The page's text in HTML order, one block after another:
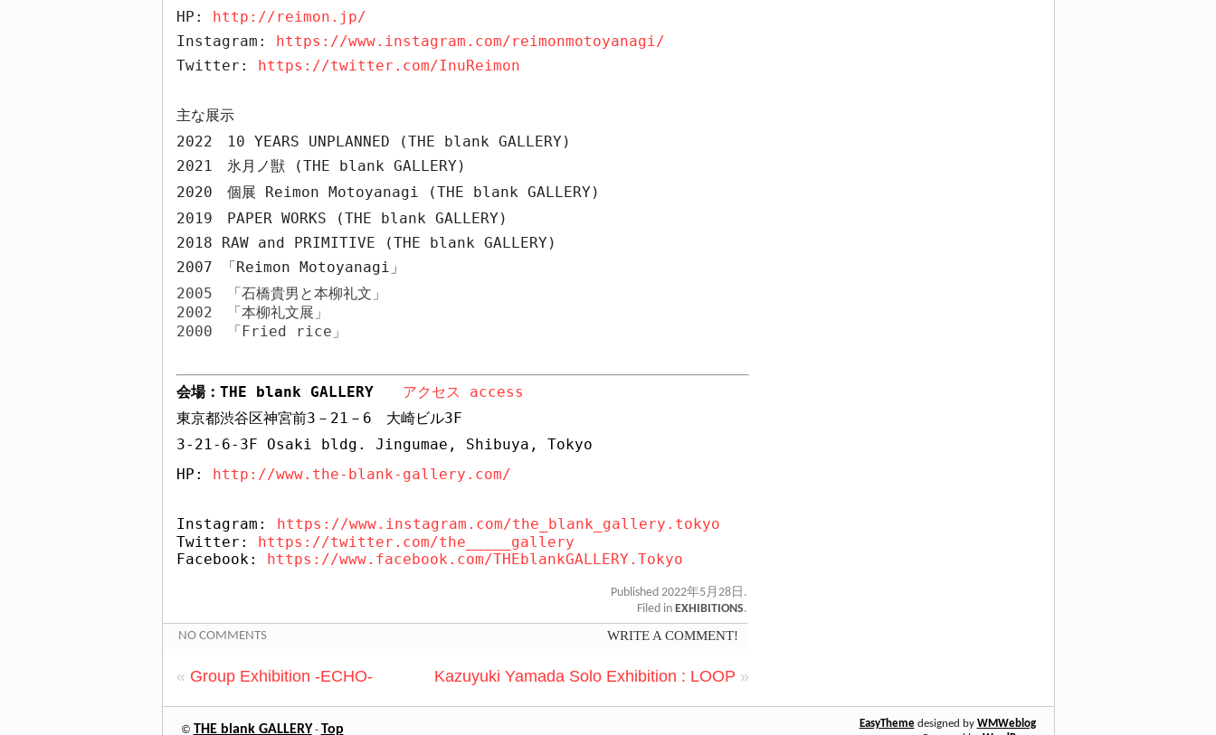
HP: http://reimon.jp/
Instagram: https://www.instagram.com/reimonmotoyanagi/
Twitter: https://twitter.com/InuReimon
主な展示
2022
10 YEARS UNPLANNED (THE blank GALLERY)
2021 氷月ノ獣
(THE blank GALLERY)
2020 個展 Reimon Motoyanagi (THE blank GALLERY)
2019
PAPER WORKS (THE blank GALLERY)
2018 RAW and PRIMITIVE (THE blank GALLERY)
2007
「Reimon Motoyanagi 」
2005 「石橋貴男と本柳礼文」
2002 「本柳礼文展」
2000 「Fried rice 」
会場： THE blank GALLERY アクセス access
東京都渋谷区神宮前3 － 21 － 6 大崎ビル3F
3-21-6-3F Osaki bldg. Jingumae, Shibuya, Tokyo
HP:
http://www.the-blank-gallery.com/
Instagram:
https://www.instagram.com/the_blank_gallery.tokyo
Twitter:
https://twitter.com/the_____gallery
Facebook:
https://www.facebook.com/THEblankGALLERY.Tokyo
Published 2022年5月28日.
Filed in EXHIBITIONS.
NO COMMENTS
WRITE A COMMENT!
Kazuyuki Yamada Solo Exhibition : LOOP »
« Group Exhibition -ECHO-
© THE blank GALLERY- Top EasyThemedesigned by WMWeblog